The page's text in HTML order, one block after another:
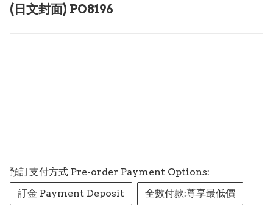
(日文封面) PO8196
預訂支付方式 Pre-order Payment Options:
訂金 Payment Deposit
全數付款:尊享最低價